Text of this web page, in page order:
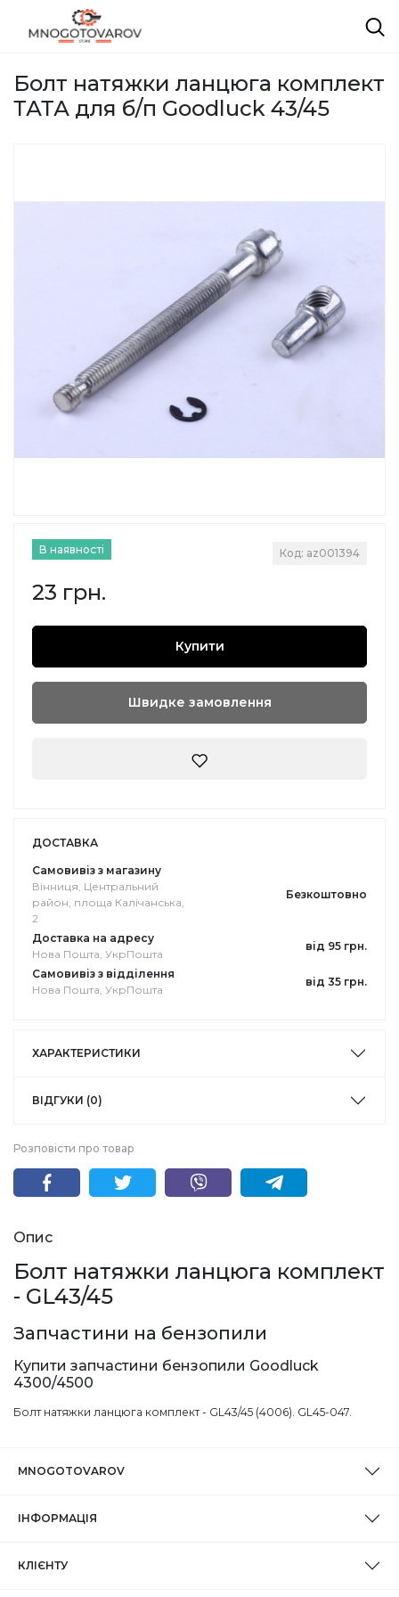
Болт натяжки ланцюга комплект
ТАТА для б/п Goodluck 43/45
В наявності Код: az001394
23 грн.
Купити
Швидке замовлення
ДОСТАВКА
Самовивіз з магазину
Вінниця, Центральний
район, площа Калічанська,
2
Безкоштовно
Доставка на адресу
Нова Пошта, УкрПошта
від 95 грн.
Самовивіз з відділення
Нова Пошта, УкрПошта
від 35 грн.
ХАРАКТЕРИСТИКИ
ВІДГУКИ (0)
Розповісти про товар
Опис
Болт натяжки ланцюга комплект
- GL43/45
Запчастини на бензопили
Купити запчастини бензопили Goodluck
4300/4500
Болт натяжки ланцюга комплект - GL43/45 (4006). GL45-047.
MNOGOTOVAROV
ІНФОРМАЦІЯ
КЛІЄНТУ